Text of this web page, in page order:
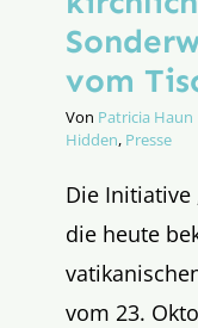
vom
Von Patricia Haun
Hidden, Presse
Die Initiative
die heute
vom 23.